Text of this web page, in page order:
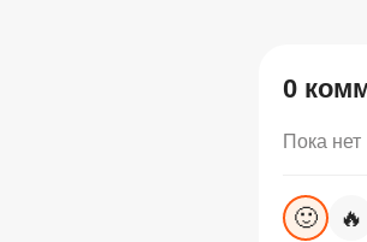
0
Пока
🙂 🔥